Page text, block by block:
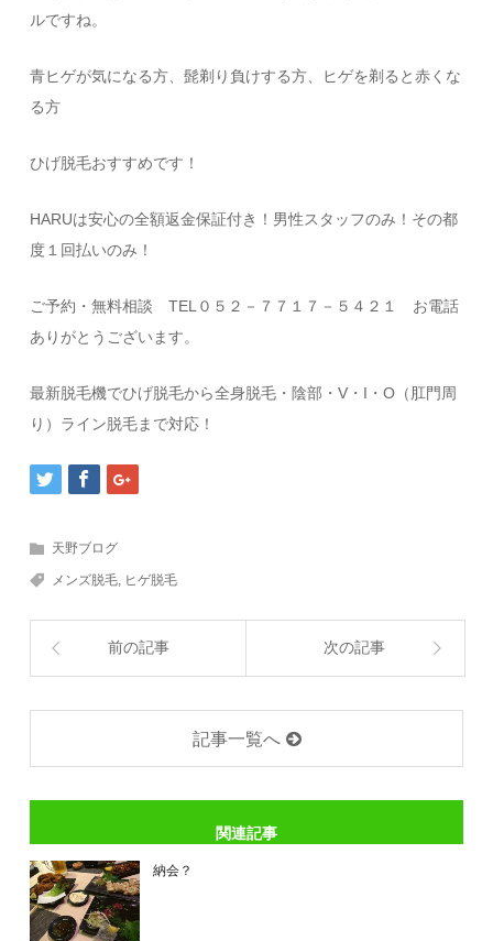
ルですね。
青ヒゲが気になる方、髭剃り負けする方、ヒゲを剃ると赤くな
る方
ひげ脱毛おすすめです！
HARUは安心の全額返金保証付き！男性スタッフのみ！その都
度１回払いのみ！
ご予約・無料相談 TEL０５２－７７１７－５４２１ お電話
ありがとうございます。
最新脱毛機でひげ脱毛から全身脱毛・陰部・V・I・O（肛門周
り）ライン脱毛まで対応！
天野ブログ
メンズ脱毛, ヒゲ脱毛
前の記事 次の記事
記事一覧へ
関連記事
納会？